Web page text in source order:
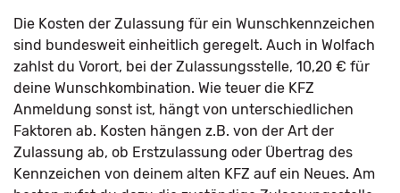
Die Kosten der Zulassung für ein Wunschkennzeichen
sind bundesweit einheitlich geregelt. Auch in Wolfach
zahlst du Vorort, bei der Zulassungsstelle, 10,20 € für
deine Wunschkombination. Wie teuer die KFZ
Anmeldung sonst ist, hängt von unterschiedlichen
Faktoren ab. Kosten hängen z.B. von der Art der
Zulassung ab, ob Erstzulassung oder Übertrag des
Kennzeichen von deinem alten KFZ auf ein Neues. Am